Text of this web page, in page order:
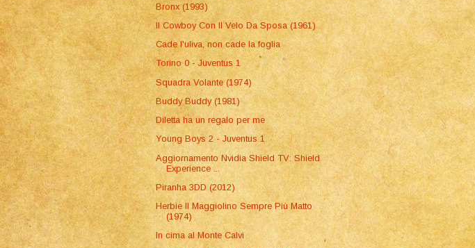
Bronx (1993)
Il Cowboy Con Il Velo Da Sposa (1961)
Cade l'uliva, non cade la foglia
Torino 0 - Juventus 1
Squadra Volante (1974)
Buddy Buddy (1981)
Diletta ha un regalo per me
Young Boys 2 - Juventus 1
Aggiornamento Nvidia Shield TV: Shield
Experience ...
Piranha 3DD (2012)
Herbie Il Maggiolino Sempre Più Matto
(1974)
In cima al Monte Calvi